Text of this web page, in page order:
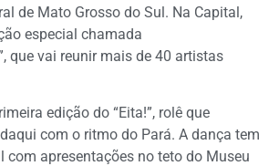
de Mato Grosso do Sul. Na Capital,
especial chamada
que vai reunir mais de 40 artistas
edição do “Eita!”, rolê que
com o ritmo do Pará. A dança tem
com apresentações no teto do Museu